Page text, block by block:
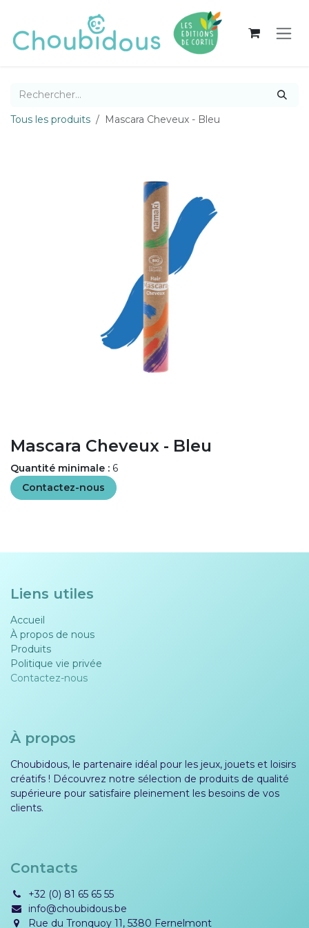
Tous les produits Mascara Cheveux - Bleu
Mascara Cheveux - Bleu
Quantité minimale : 6
Contactez-nous
Liens utiles
Accueil
À propos de nous
Produits
Politique vie privée​​
Contactez-nous
À propos
Choubidous, le partenaire idéal pour les jeux, jouets et loisirs
créatifs ! Découvrez notre sélection de produits de qualité
supérieure pour satisfaire pleinement les besoins de vos
clients.
Contacts
+32 (0) 81 65 65 55
info@choubidous.be
Rue du Tronquoy 11, 5380 Fernelmont